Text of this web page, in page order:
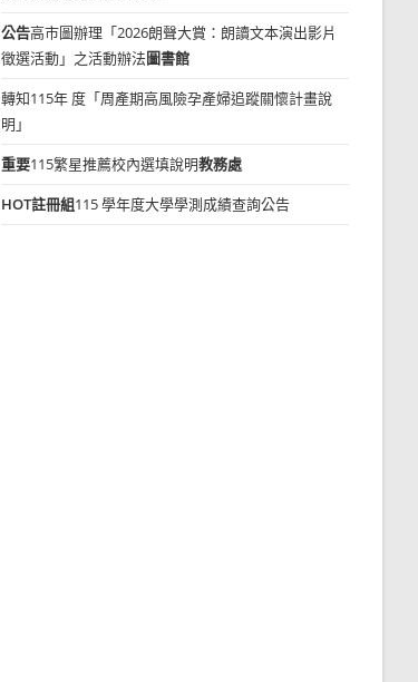
公告高市圖辦理「2026朗聲大賞：朗讀文本演出影片
徵選活動」之活動辦法圖書館
轉知115年 度「周產期高風險孕產婦追蹤關懷計畫說
明」
重要115繁星推薦校內選填說明教務處
HOT註冊組115 學年度大學學測成績查詢公告